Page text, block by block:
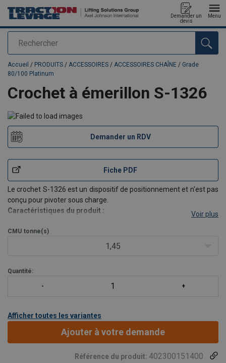
Rechercher
Demander un
devis
Menu
Ajouté au panier
Accueil / PRODUITS / ACCESSOIRES / ACCESSOIRES CHAÎNE / Grade
80/100 Platinum
Crochet à émerillon S-1326
Demander un RDV
Fiche PDF
Le crochet S-1326 est un dispositif de positionnement et n'est pas
conçu pour pivoter sous charge.
Caractéristiques du produit :
Gâchette encastrée pour la protéger contre d'éventuels
Voir plus
CMU tonne(s)
1,45
Quantité:
Afficher toutes les variantes
Ajouter à votre demande
Référence du produit: 402300151400